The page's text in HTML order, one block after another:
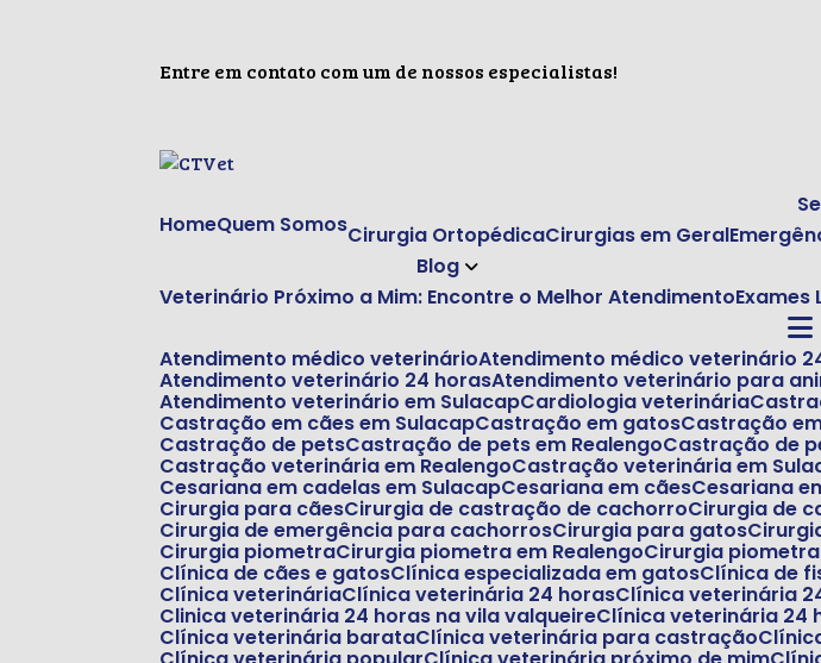
Entre em contato com um de nossos especialistas!
Home Quem Somos
Cirurgia Ortopédica
Cirurgias em Geral
Blog
Veterinário Próximo a Mim: Encontre o Melhor Atendimento
Atendimento médico veterinário Atendimento médico veterinário
Atendimento veterinário 24 horas Atendimento veterinário para
Atendimento veterinário em Sulacap Cardiologia veterinária
Castração em cães em Sulacap Castração em gatos Castração
Castração de pets Castração de pets em Realengo Castração de
Castração veterinária em Realengo Castração veterinária em
Cesariana em cadelas em Sulacap Cesariana em cães Cesariana
Cirurgia para cães Cirurgia de castração de cachorro Cirurgia de
Cirurgia de emergência para cachorros Cirurgia para gatos
Cirurgia piometra Cirurgia piometra em Realengo Cirurgia
Clínica de cães e gatos Clínica especializada em gatos Clínica de
Clínica veterinária Clínica veterinária 24 horas Clínica veterinária
Clinica veterinária 24 horas na vila valqueire Clínica veterinária
Clínica veterinária barata Clínica veterinária para castração